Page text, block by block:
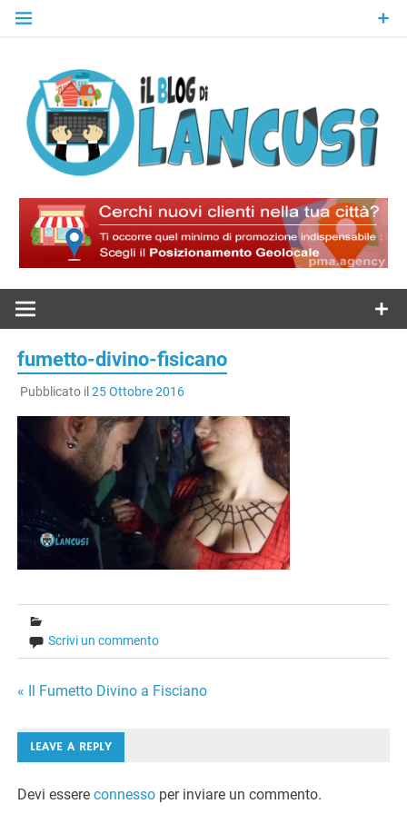
Skip
Il Blog Di
Lancusi
fumetto-divino-fisicano
Pubblicato il 25 Ottobre 2016
Scrivi un commento
Navigazione
articoli
« Il Fumetto Divino a Fisciano
LEAVE A REPLY
Devi essereconnesso per inviare un commento.